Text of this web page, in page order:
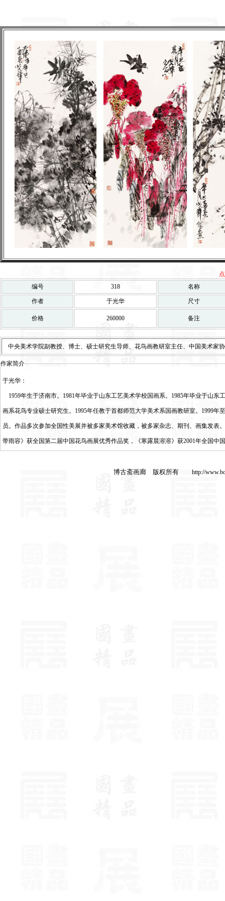
编号
318 名称
作者 于光华 尺寸
价格 260000 备注
中央美术学院副教授、博士、硕士研究生导师、花鸟画教研室主任、中国美术家
作家简介
于光华：
1959年生于济南市。1981年毕业于山东工艺美术学校国画系。1985年毕业于山东
画系花鸟专业硕士研究生。1995年任教于首都师范大学美术系国画教研室。1999
员。作品多次参加全国性美展并被多家美术馆收藏，被多家杂志、期刊、画集发表
带雨容》获全国第二届中国花鸟画展优秀作品奖，《寒露晨溶溶》获2001年全国中
博古斋画廊 版权所有 http://